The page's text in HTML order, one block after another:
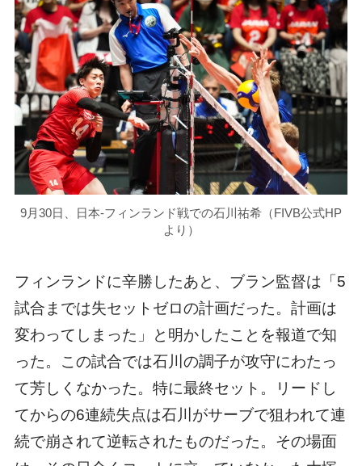
9月30日、日本-フィンランド戦での石川祐希（FIVB公式HP
より）
フィンランドに辛勝したあと、ブラン監督は「5
試合までは失セットゼロの計画だった。計画は
変わってしまった」と明かしたことを報道で知
った。この試合では石川の調子が攻守にわたっ
て芳しくなかった。特に最終セット。リードし
てからの6連続失点は石川がサーブで狙われて連
続で崩されて逆転されたものだった。その場面